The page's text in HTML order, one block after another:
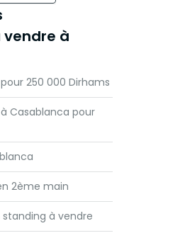
à
250 000 Dirhams
Casablanca pour
2ème main
à vendre